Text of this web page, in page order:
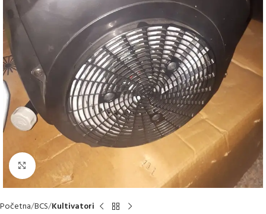
Click to enlarge
Početna BCS Kultivatori